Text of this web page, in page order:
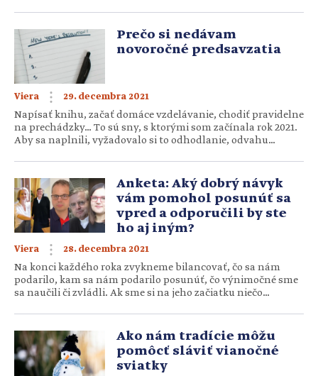
službe na Slovensku, ale aj o tom, aké je slúžiť naplno so
šiestimi deťmi, sme sa rozprávali so Zorkou a Tomášom
Šipöczovcami. Obaja pochádzate z neveriacich rodín. […]
Prečo si nedávam
novoročné predsavzatia
Viera 29. decembra 2021
Napísať knihu, začať domáce vzdelávanie, chodiť pravidelne
na prechádzky… To sú sny, s ktorými som začínala rok 2021.
Aby sa naplnili, vyžadovalo si to odhodlanie, odvahu
že na novoročné predsavzatia neverím. Nie preto, že by
nemali zmysel. Ani preto, že by neboli potrebné. Sama som
však veľmi dobrým […]Anketa: Aký dobrý návyk
vám pomohol posunúť sa
vpred a odporučili by ste
ho aj iným?
Viera 28. decembra 2021
Na konci každého roka zvykneme bilancovať, čo sa nám
podarilo, kam sa nám podarilo posunúť, čo výnimočné sme
sa naučili či zvládli. Ak sme si na jeho začiatku niečo
zhodnotiť, či sme to naozaj zvládli. Možno trochu smutní
zistíme, že sme sa nám to veľmi nepodarilo. Alebo naopak –
[…]
Ako nám tradície môžu
pomôcť sláviť vianočné
sviatky